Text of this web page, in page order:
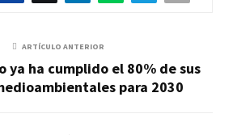
ARTÍCULO ANTERIOR
ya ha cumplido el 80% de sus
para 2030